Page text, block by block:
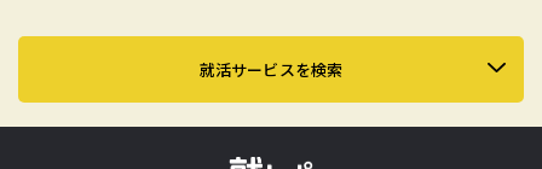
就活サービスを検索